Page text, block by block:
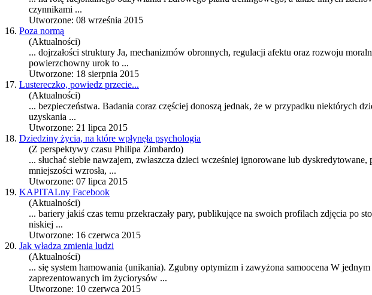
czynnikami ...
Utworzone: 08 września 2015
16. Poza normą
(Aktualności)
... dojrzałości struktury Ja, mechanizmów obronnych, regulacji afektu oraz rozwoju
powierzchowny urok to ...
Utworzone: 18 sierpnia 2015
17. Lustereczko, powiedz przecie...
(Aktualności)
... bezpieczeństwa. Badania coraz częściej donoszą jednak, że w przypadku niektórych
uzyskania ...
Utworzone: 21 lipca 2015
18. Dziedziny życia, na które wpłynęła psychologia
(Z perspektywy czasu Philipa Zimbardo)
... słuchać siebie nawzajem, zwłaszcza dzieci wcześniej ignorowane lub
mniejszości wzrosła, ...
Utworzone: 07 lipca 2015
19. KAPITALny Facebook
(Aktualności)
... bariery jakiś czas temu przekraczały pary, publikujące na swoich profilach zdjęcia po
niskiej ...
Utworzone: 16 czerwca 2015
20. Jak władza zmienia ludzi
(Aktualności)
... się system hamowania (unikania). Zgubny optymizm i zawyżona samoocena W jednym
zaprezentowanych im życiorysów ...
Utworzone: 10 czerwca 2015